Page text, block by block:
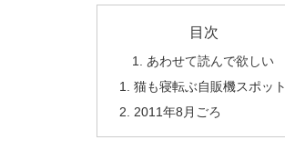
目次
あわせて読んで欲しい
猫も寝転ぶ自販機スポット
2011年8月ごろ